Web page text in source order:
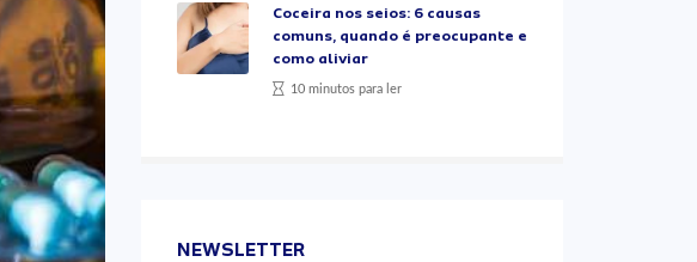
Coceira nos seios: 6 causas
comuns, quando é preocupante e
como aliviar
10 minutos para ler
NEWSLETTER